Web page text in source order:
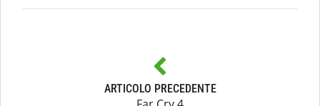
ARTICOLO PRECEDENTE